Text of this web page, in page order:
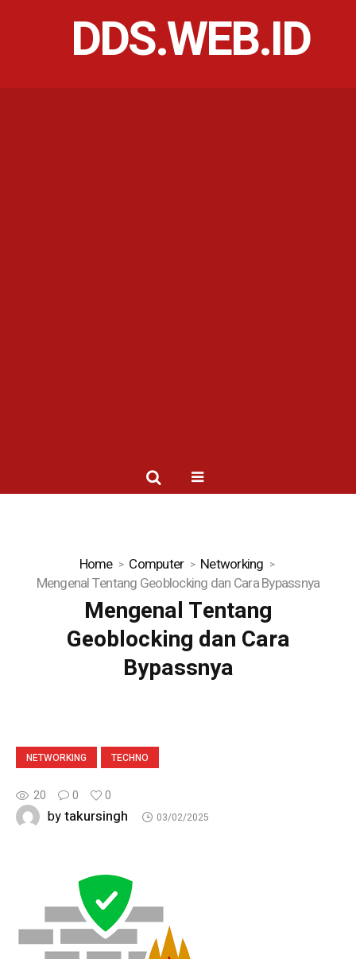
DDS.WEB.ID
Home Computer
Networking
Mengenal Tentang Geoblocking dan Cara Bypassnya
Mengenal Tentang
Geoblocking dan Cara
Bypassnya
NETWORKING TECHNO
20 0 0
bytakursingh 03/02/2025